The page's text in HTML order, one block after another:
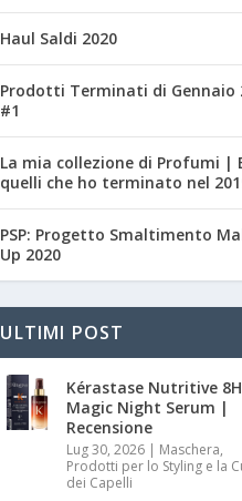
Haul Saldi 2020
Prodotti Terminati di Gennaio
#1
La mia collezione di Profumi |
quelli che ho terminato nel
PSP: Progetto Smaltimento
Up 2020
ULTIMI POST
Kérastase Nutritive 8H
Magic Night Serum |
Recensione
Lug 30, 2026 | Maschera,
Prodotti per lo Styling e la
dei Capelli